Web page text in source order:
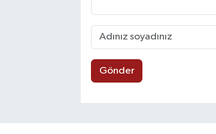
Gönder